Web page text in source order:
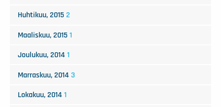
Huhtikuu, 2015 2
Maaliskuu, 2015 1
Joulukuu, 2014 1
Marraskuu, 2014 3
Lokakuu, 2014 1